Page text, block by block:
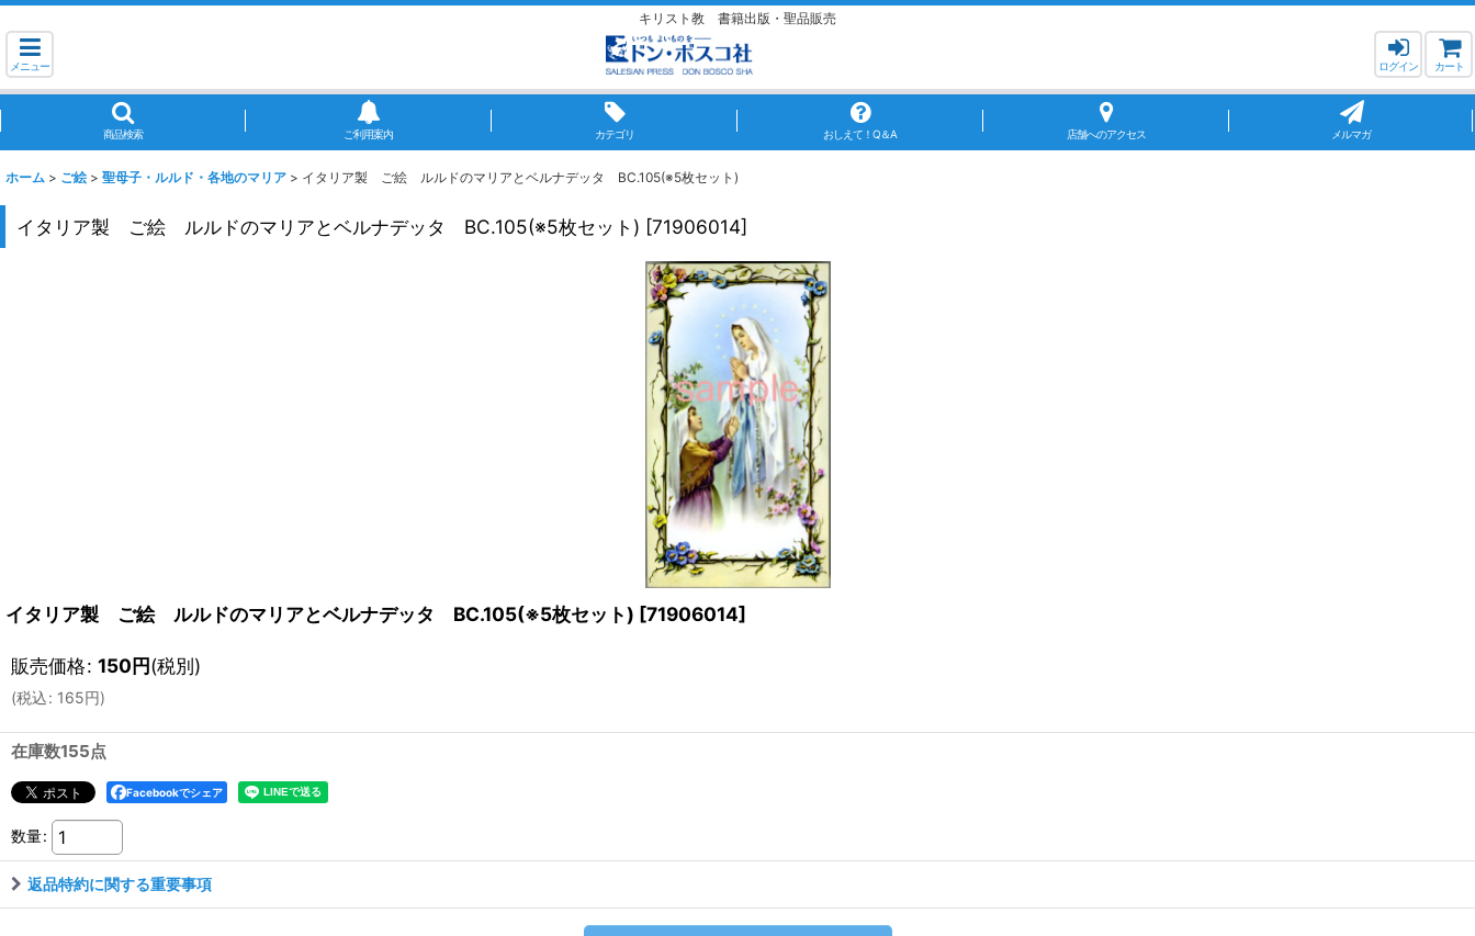
キリスト教 書籍出版・聖品販売
メニュー ログイン カート
商品検索 ご利用案内 カテゴリ おしえて！Q＆A 店舗へのアクセス メルマガ
ホーム > ご絵 > 聖母子・ルルド・各地のマリア > イタリア製 ご絵 ルルドのマリアとベルナデッタ BC.105(※5枚セット)
イタリア製 ご絵 ルルドのマリアとベルナデッタ BC.105(※5枚セット) [71906014]
イタリア製 ご絵 ルルドのマリアとベルナデッタ BC.105(※5枚セット) [71906014]
販売価格: 150円(税別)
(税込: 165円)
在庫数155点
Facebookでシェア
数量:
返品特約に関する重要事項